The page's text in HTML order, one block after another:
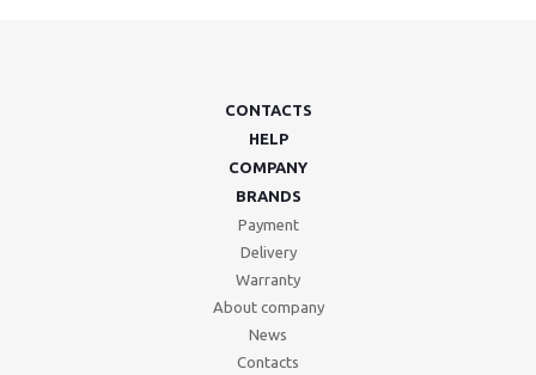
CONTACTS
HELP
COMPANY
BRANDS
Payment
Delivery
Warranty
About company
News
Contacts